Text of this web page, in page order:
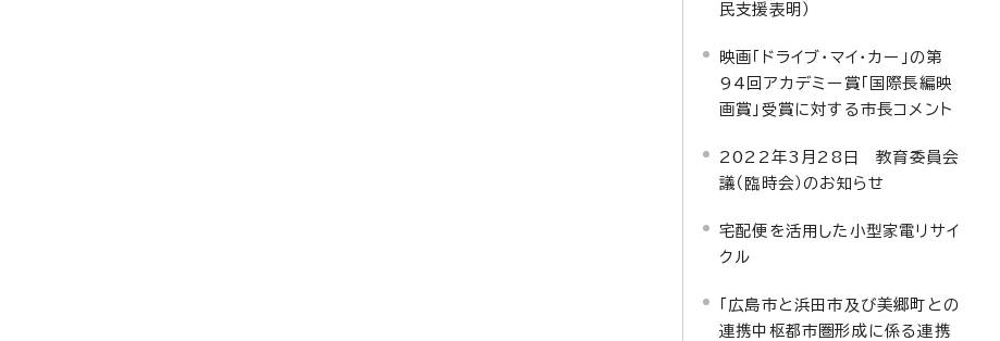
民支援表明）
映画「ドライブ・マイ・カー」の第
94回アカデミー賞「国際長編映
画賞」受賞に対する市長コメント
2022年3月28日 教育委員会
議（臨時会）のお知らせ
宅配便を活用した小型家電リサイ
クル
「広島市と浜田市及び美郷町との
連携中枢都市圏形成に係る連携